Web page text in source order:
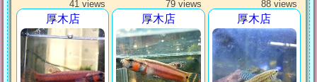
41 views
厚木店
79 views
厚木店
88 views
厚木店